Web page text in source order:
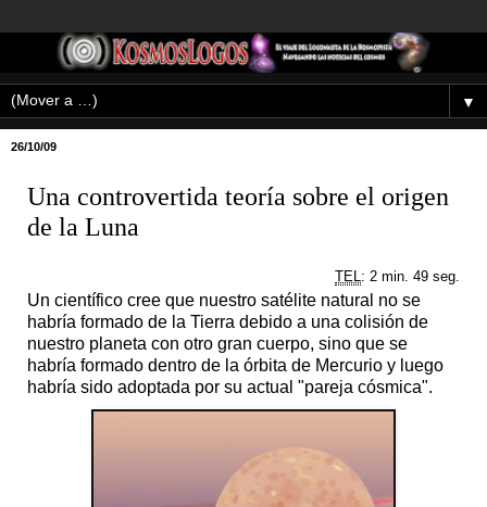
▼
26/10/09
Una controvertida teoría sobre el origen
de la Luna
TEL : 2 min. 49 seg.
Un científico cree que nuestro satélite natural no se
habría formado de la Tierra debido a una colisión de
nuestro planeta con otro gran cuerpo, sino que se
habría formado dentro de la órbita de Mercurio y luego
habría sido adoptada por su actual "pareja cósmica".